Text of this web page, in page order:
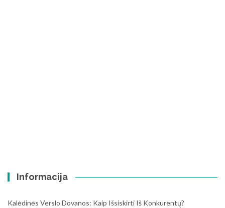
Informacija
Kalėdinės Verslo Dovanos: Kaip Išsiskirti Iš Konkurentų?